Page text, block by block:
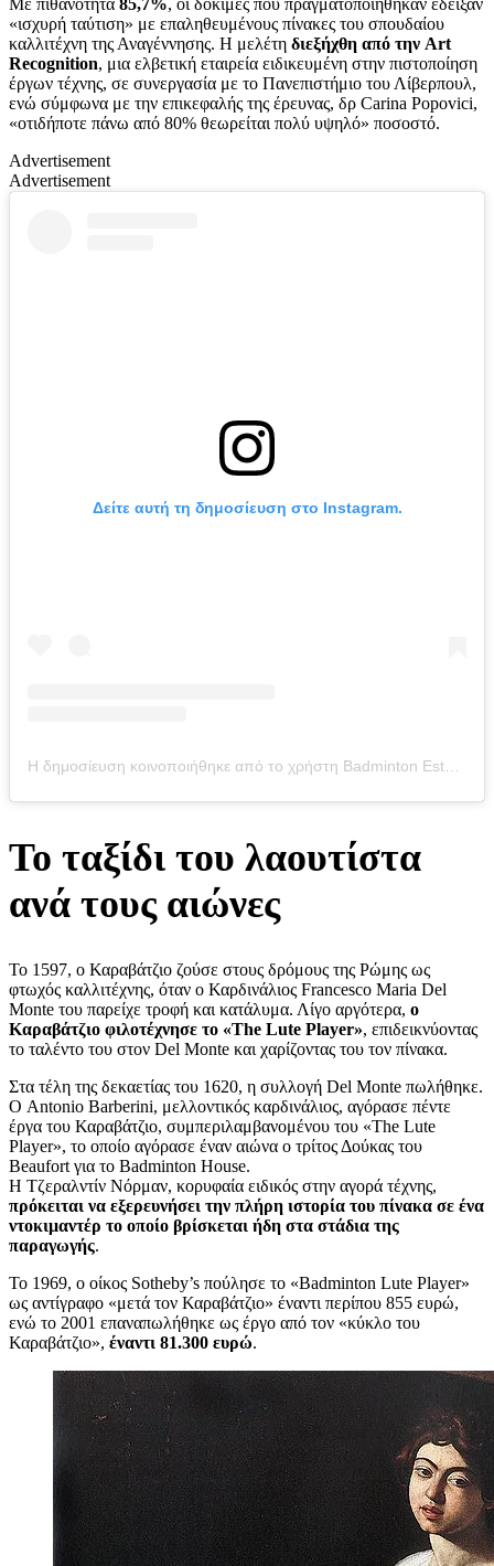
«ισχυρή ταύτιση» με επαληθευμένους πίνακες του σπουδαίου
καλλιτέχνη της Αναγέννησης. Η μελέτη διεξήχθη από την Art
Recognition, μια ελβετική εταιρεία ειδικευμένη στην πιστοποίηση
έργων τέχνης, σε συνεργασία με το Πανεπιστήμιο του Λίβερπουλ,
ενώ σύμφωνα με την επικεφαλής της έρευνας, δρ Carina Popovici,
«οτιδήποτε πάνω από 80% θεωρείται πολύ υψηλό» ποσοστό.
Advertisement
Advertisement
Δείτε αυτή τη δημοσίευση στο Instagram.
Το ταξίδι του λαουτίστα
ανά τους αιώνες
Το 1597, ο Καραβάτζιο ζούσε στους δρόμους της Ρώμης ως
φτωχός καλλιτέχνης, όταν ο Καρδινάλιος Francesco Maria Del
Monte του παρείχε τροφή και κατάλυμα. Λίγο αργότερα, ο
Καραβάτζιο φιλοτέχνησε το «The Lute Player», επιδεικνύοντας
το ταλέντο του στον Del Monte και χαρίζοντας του τον πίνακα.
Στα τέλη της δεκαετίας του 1620, η συλλογή Del Monte πωλήθηκε.
Ο Antonio Barberini, μελλοντικός καρδινάλιος, αγόρασε πέντε
έργα του Καραβάτζιο, συμπεριλαμβανομένου του «The Lute
Player», το οποίο αγόρασε έναν αιώνα ο τρίτος Δούκας του
Beaufort για το Badminton House.
Η Τζεραλντίν Νόρμαν, κορυφαία ειδικός στην αγορά τέχνης,
πρόκειται να εξερευνήσει την πλήρη ιστορία του πίνακα σε ένα
ντοκιμαντέρ το οποίο βρίσκεται ήδη στα στάδια της
παραγωγής.
Το 1969, ο οίκος Sotheby’s πούλησε το «Badminton Lute Player»
ως αντίγραφο «μετά τον Καραβάτζιο» έναντι περίπου 855 ευρώ,
ενώ το 2001 επαναπωλήθηκε ως έργο από τον «κύκλο του
Καραβάτζιο», έναντι 81.300 ευρώ.